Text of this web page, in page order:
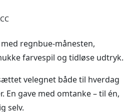
regnbue-månesten,
farvespil og tidløse udtryk.
velegnet både til hverdag
En gave med omtanke – til én,
selv.